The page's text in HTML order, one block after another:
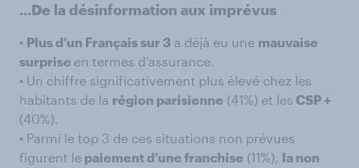
...De la désinformation aux imprévus
• Plus d’un Français sur 3 a déjà eu une mauvaise
surprise en termes d’assurance.
• Un chiffre significativement plus élevé chez les
habitants de la région parisienne (41%) et les CSP +
(40%).
• Parmi le top 3 de ces situations non prévues
figurent le paiement d’une franchise (11%), la non